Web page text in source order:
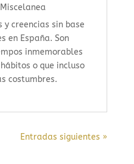
Miscelanea
y creencias sin base
en España. Son
inmemorables
o que incluso
costumbres.
Entradas siguientes »